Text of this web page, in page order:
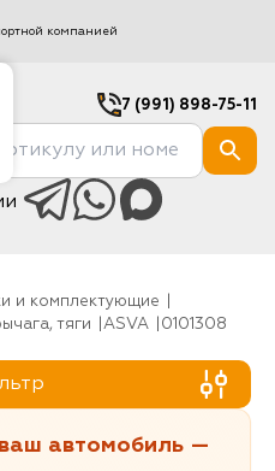
компанией
7 (991) 898-75-11
и комплектующие
тяги ASVA 0101308
автомобиль —